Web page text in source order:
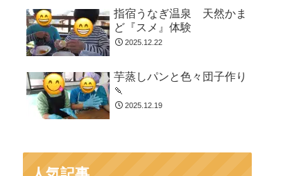
指宿うなぎ温泉 天然かま
ど『スメ』体験
2025.12.22
芋蒸しパンと色々団子作り
🍡
2025.12.19